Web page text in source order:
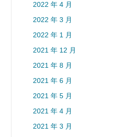
2022 年 4 月
2022 年 3 月
2022 年 1 月
2021 年 12 月
2021 年 8 月
2021 年 6 月
2021 年 5 月
2021 年 4 月
2021 年 3 月